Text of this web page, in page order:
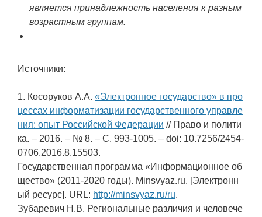
является принадлежность населения к разным
возрастным группам.
Источники:
1. Косоруков А.А. «Электронное государство» в про
цессах информатизации государственного управле
ния: опыт Российской Федерации // Право и полити
ка. – 2016. – № 8. – С. 993-1005. – doi: 10.7256/2454-
0706.2016.8.15503.
Государственная программа «Информационное об
щество» (2011-2020 годы). Minsvyaz.ru. [Электронн
ый ресурс]. URL: http://minsvyaz.ru/ru.
Зубаревич Н.В. Региональные различия и человече